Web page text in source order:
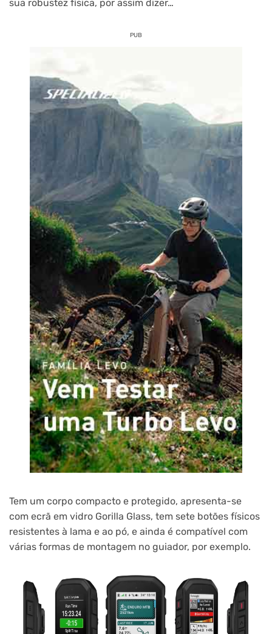
sua robustez física, por assim dizer…
PUB
Tem um corpo compacto e protegido, apresenta-se
com ecrã em vidro Gorilla Glass, tem sete botões físicos
resistentes à lama e ao pó, e ainda é compatível com
várias formas de montagem no guiador, por exemplo.